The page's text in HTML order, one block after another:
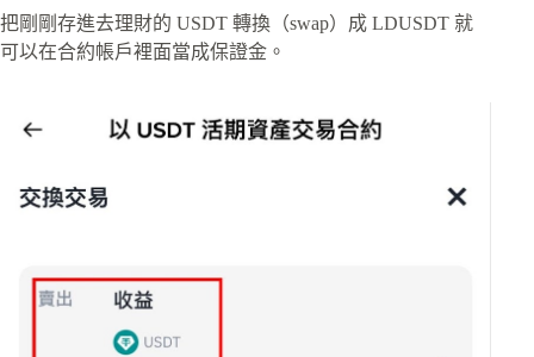
把剛剛存進去理財的 USDT 轉換（swap）成 LDUSDT 就
可以在合約帳戶裡面當成保證金。